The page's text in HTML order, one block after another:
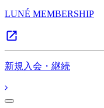
LUNÉ MEMBERSHIP
新規入会・継続